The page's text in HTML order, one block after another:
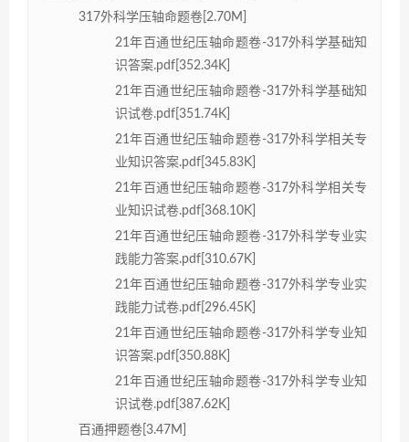
317外科学压轴命题卷[2.70M]
21年百通世纪压轴命题卷-317外科学基础知
识答案.pdf[352.34K]
21年百通世纪压轴命题卷-317外科学基础知
识试卷.pdf[351.74K]
21年百通世纪压轴命题卷-317外科学相关专
业知识答案.pdf[345.83K]
21年百通世纪压轴命题卷-317外科学相关专
业知识试卷.pdf[368.10K]
21年百通世纪压轴命题卷-317外科学专业实
践能力答案.pdf[310.67K]
21年百通世纪压轴命题卷-317外科学专业实
践能力试卷.pdf[296.45K]
21年百通世纪压轴命题卷-317外科学专业知
识答案.pdf[350.88K]
21年百通世纪压轴命题卷-317外科学专业知
识试卷.pdf[387.62K]
百通押题卷[3.47M]